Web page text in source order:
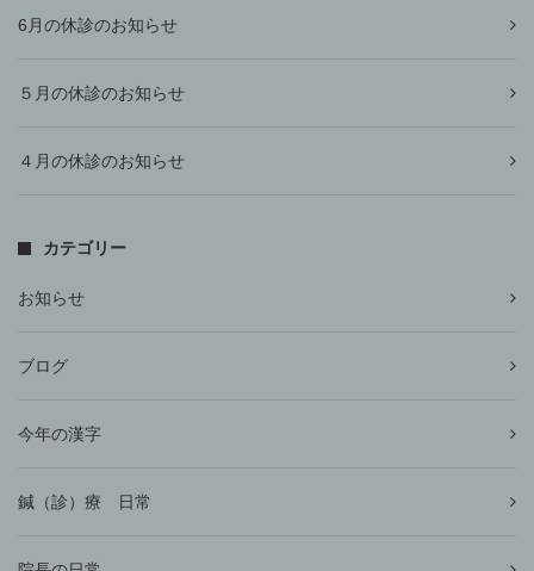
6月の休診のお知らせ
５月の休診のお知らせ
４月の休診のお知らせ
カテゴリー
お知らせ
ブログ
今年の漢字
鍼（診）療 日常